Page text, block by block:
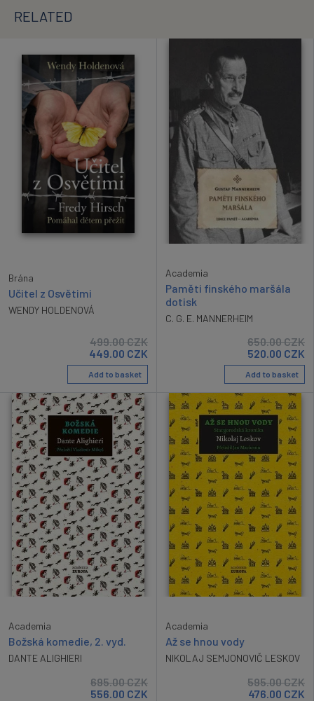
RELATED
Brána
Učitel z Osvětimi
WENDY HOLDENOVÁ
499.00CZK
449.00 CZK
Add to basket
Academia
Paměti finského maršála
dotisk
C. G. E. MANNERHEIM
650.00CZK
520.00 CZK
Add to basket
Academia
Božská komedie, 2. vyd.
DANTE ALIGHIERI
695.00CZK
556.00 CZK
Academia
Až se hnou vody
NIKOLAJ SEMJONOVIČ LESKOV
595.00CZK
476.00 CZK